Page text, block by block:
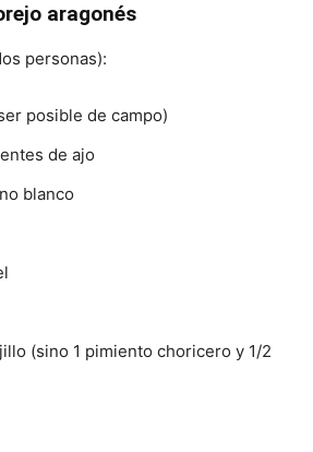
aragonés
personas):
posible de campo)
de ajo
blanco
(sino 1 pimiento choricero y 1/2